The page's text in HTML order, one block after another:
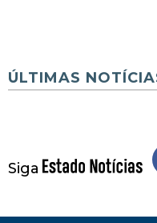
ÚLTIMAS
Siga